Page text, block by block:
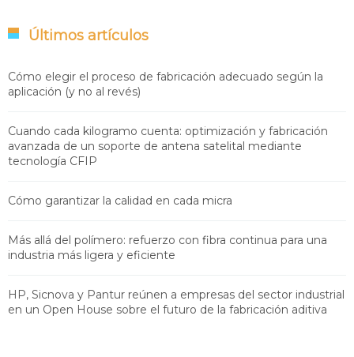
Últimos artículos
Cómo elegir el proceso de fabricación adecuado según la
aplicación (y no al revés)
Cuando cada kilogramo cuenta: optimización y fabricación
avanzada de un soporte de antena satelital mediante
tecnología CFIP
Cómo garantizar la calidad en cada micra
Más allá del polímero: refuerzo con fibra continua para una
industria más ligera y eficiente
HP, Sicnova y Pantur reúnen a empresas del sector industrial
en un Open House sobre el futuro de la fabricación aditiva